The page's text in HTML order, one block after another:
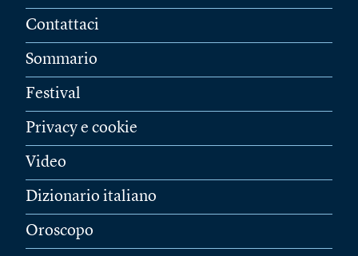
Contattaci
Sommario
Festival
Privacy e cookie
Video
Dizionario italiano
Oroscopo